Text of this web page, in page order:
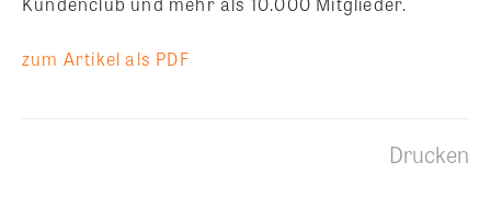
zum Artikel als PDF
Drucken